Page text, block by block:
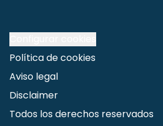
Política de cookies
Aviso legal
Disclaimer
Todos los derechos reservados